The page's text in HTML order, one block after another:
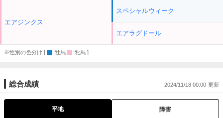
エアジンクス
スペシャルウィーク
エアラグドール
※性別の色分け [ :牡馬 :牝馬 ]
総合成績 2024/11/18 00:00
平地 障害